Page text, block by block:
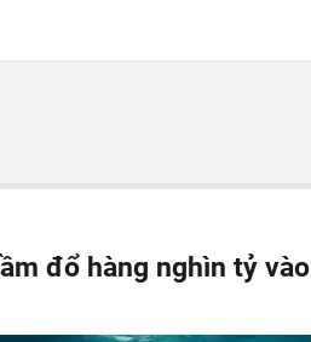
đổ hàng nghìn tỷ vào